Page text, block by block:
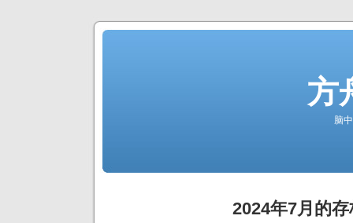
方
脑
2024年7月的存